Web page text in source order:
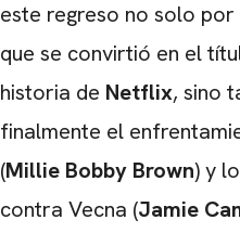
este regreso no solo
que se convirtió en el
historia de Netflix, sino
finalmente el
(Millie Bobby Brown) y
contra Vecna ​​(Jamie